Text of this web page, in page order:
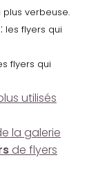
plus verbeuse.
: les flyers qui
flyers qui
utilisés
la galerie
de flyers